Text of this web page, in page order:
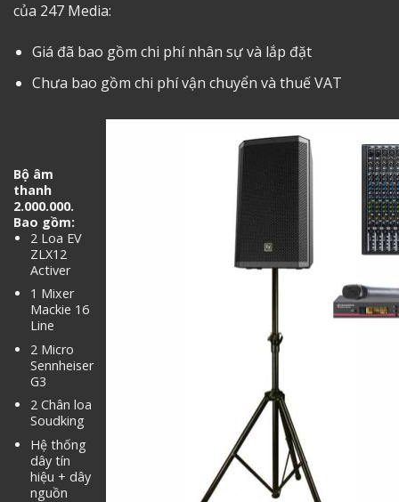
của 247 Media:
Giá đã bao gồm chi phí nhân sự và lắp đặt
Chưa bao gồm chi phí vận chuyển và thuế VAT
Bộ âm
thanh
2.000.000.
Bao gồm:
2 Loa EV
ZLX12
Activer
1 Mixer
Mackie 16
Line
2 Micro
Sennheiser
G3
2 Chân loa
Soudking
Hệ thống
dây tín
hiệu + dây
nguồn